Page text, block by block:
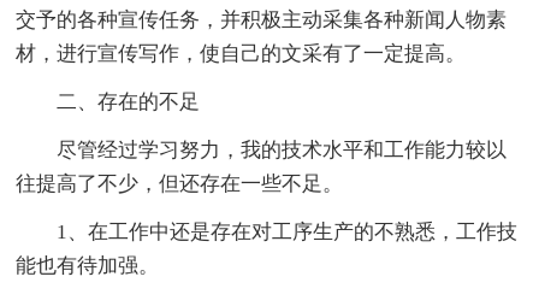
交予的各种宣传任务，并积极主动采集各种新闻人物素
材，进行宣传写作，使自己的文采有了一定提高。
二、存在的不足
尽管经过学习努力，我的技术水平和工作能力较以
往提高了不少，但还存在一些不足。
1、在工作中还是存在对工序生产的不熟悉，工作技
能也有待加强。